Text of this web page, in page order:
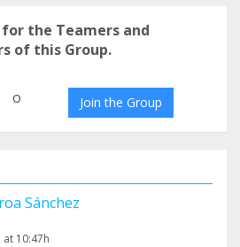
the Teamers and
of this Group.
o Join the Group
Sánchez
10:47h